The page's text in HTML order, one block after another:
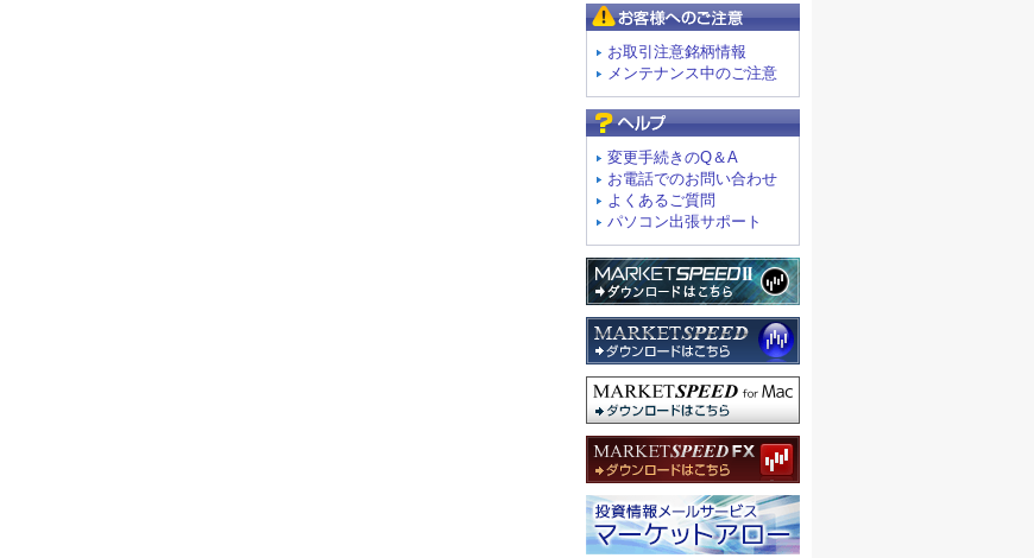
お取引注意銘柄情報
メンテナンス中のご注意
変更手続きのQ＆A
お電話でのお問い合わせ
よくあるご質問
パソコン出張サポート